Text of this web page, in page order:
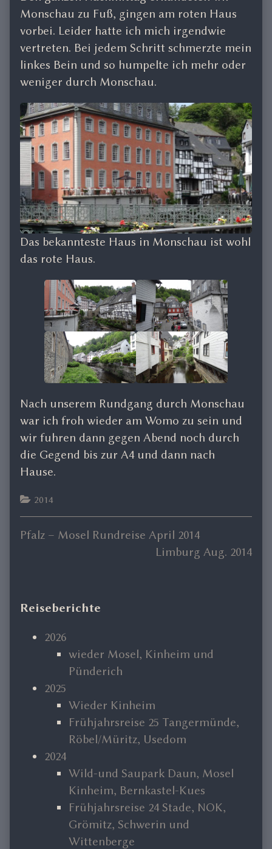
Monschau zu Fuß, gingen am roten Haus
vorbei. Leider hatte ich mich irgendwie
vertreten. Bei jedem Schritt schmerzte mein
linkes Bein und so humpelte ich mehr oder
weniger durch Monschau.
Das bekannteste Haus in Monschau ist wohl
das rote Haus.
Nach unserem Rundgang durch Monschau
war ich froh wieder am Womo zu sein und
wir fuhren dann gegen Abend noch durch
die Gegend bis zur A4 und dann nach
Hause.
Categories
2014
Beitragsnavigation
Previous
Pfalz – Mosel Rundreise April 2014
Next
Limburg Aug. 2014
Primary
Sidebar
Reiseberichte
2026
wieder Mosel, Kinheim und
Pünderich
2025
Wieder Kinheim
Frühjahrsreise 25 Tangermünde,
Röbel/Müritz, Usedom
2024
Wild-und Saupark Daun, Mosel
Kinheim, Bernkastel-Kues
Frühjahrsreise 24 Stade, NOK,
Grömitz, Schwerin und
Wittenberge